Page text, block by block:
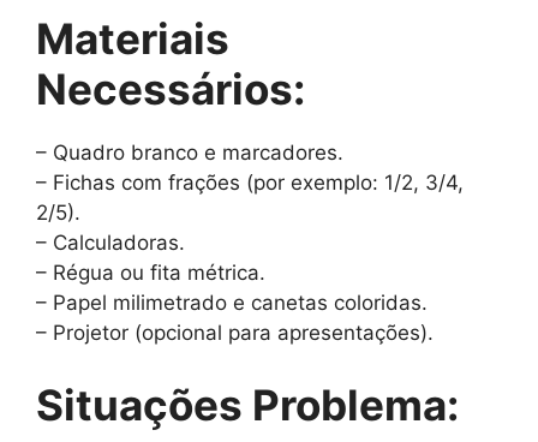
Materiais
Necessários:
– Quadro branco e marcadores.
– Fichas com frações (por exemplo: 1/2, 3/4,
2/5).
– Calculadoras.
– Régua ou fita métrica.
– Papel milimetrado e canetas coloridas.
– Projetor (opcional para apresentações).
Situações Problema: